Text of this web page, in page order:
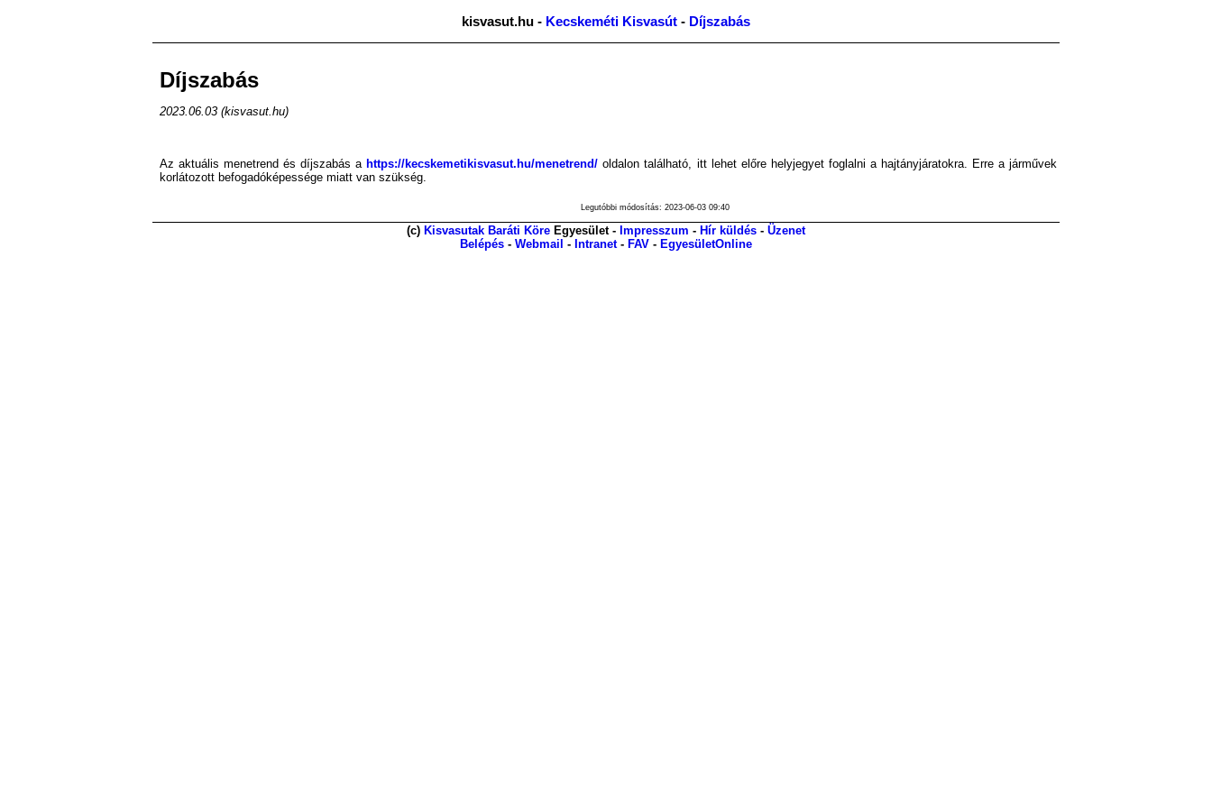
kisvasut.hu - Kecskeméti Kisvasút - Díjszabás
Díjszabás
2023.06.03 (kisvasut.hu)
Az aktuális menetrend és díjszabás a https://kecskemetikisvasut.hu/menetrend/ oldalon található, itt lehet előre helyjegyet foglalni a hajtányjáratokra. Erre a járművek
korlátozott befogadóképessége miatt van szükség.
Legutóbbi módosítás: 2023-06-03 09:40
(c) Kisvasutak Baráti Köre Egyesület - Impresszum - Hír küldés - Üzenet
Belépés - Webmail - Intranet- FAV - EgyesületOnline